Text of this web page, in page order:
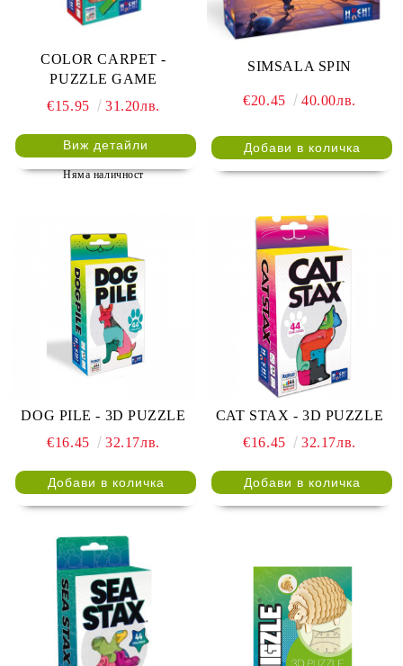
COLOR CARPET -
PUZZLE GAME
€15.95
31.20лв.
Виж детайли
Няма наличност
SIMSALA SPIN
€20.45 40.00лв.
DOG PILE - 3D PUZZLE
€16.45
32.17лв.
CAT STAX - 3D PUZZLE
€16.45
32.17лв.